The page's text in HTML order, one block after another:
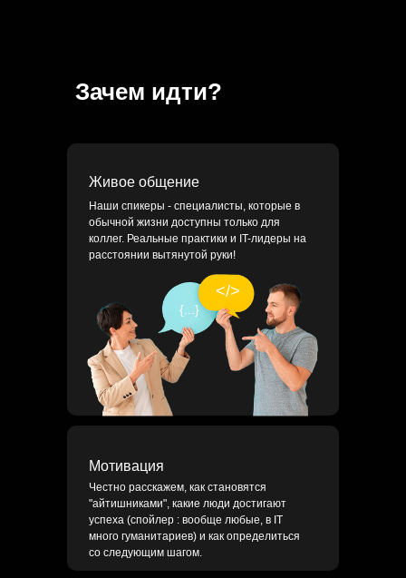
Зачем идти?
Наши спикеры - специалисты, которые в
обычной жизни доступны только для
коллег. Реальные практики и IT-лидеры на
расстоянии вытянутой руки!
Честно расскажем, как становятся
"айтишниками", какие люди достигают
успеха (спойлер : вообще любые, в IT
много гуманитариев) и как определиться
со следующим шагом.
{...}
</>
Мотивация
Живое общение